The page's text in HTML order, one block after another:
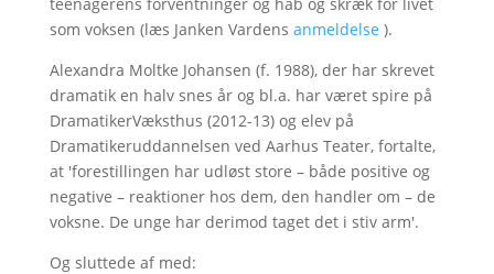
som voksen (læs Janken Vardens anmeldelse ).
Alexandra Moltke Johansen (f. 1988), der har skrevet
dramatik en halv snes år og bl.a. har været spire på
DramatikerVæksthus (2012-13) og elev på
Dramatikeruddannelsen ved Aarhus Teater, fortalte,
at 'forestillingen har udløst store – både positive og
negative – reaktioner hos dem, den handler om – de
voksne. De unge har derimod taget det i stiv arm'.
Og sluttede af med: